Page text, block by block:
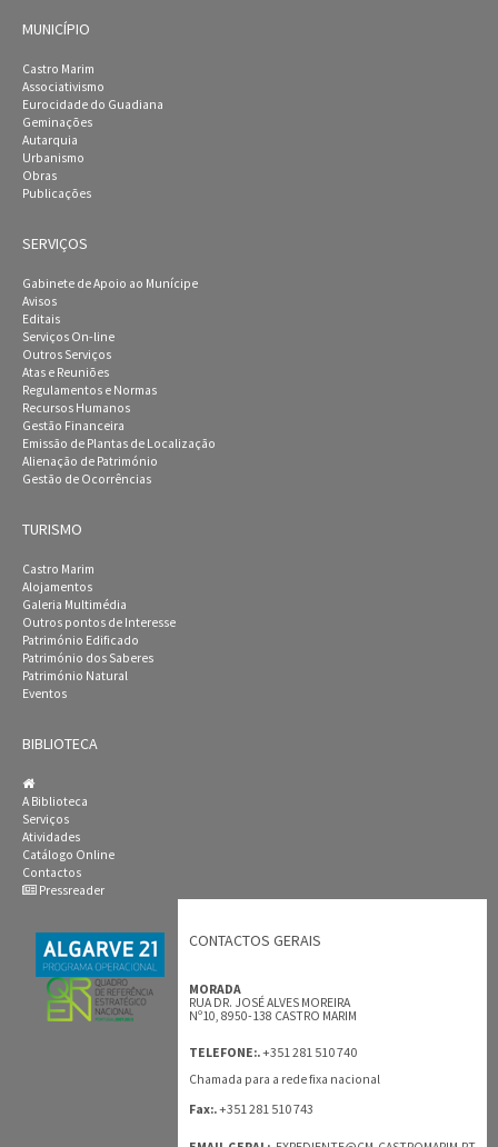
MUNICÍPIO
Castro Marim
Associativismo
Eurocidade do Guadiana
Geminações
Autarquia
Urbanismo
Obras
Publicações
SERVIÇOS
Gabinete de Apoio ao Munícipe
Avisos
Editais
Serviços On-line
Outros Serviços
Atas e Reuniões
Regulamentos e Normas
Recursos Humanos
Gestão Financeira
Emissão de Plantas de Localização
Alienação de Património
Gestão de Ocorrências
TURISMO
Castro Marim
Alojamentos
Galeria Multimédia
Outros pontos de Interesse
Património Edificado
Património dos Saberes
Património Natural
Eventos
BIBLIOTECA
A Biblioteca
Serviços
Atividades
Catálogo Online
Contactos
Pressreader
CONTACTOS GERAIS
MORADA
RUA DR. JOSÉ ALVES MOREIRA
Nº10, 8950-138 CASTRO MARIM
TELEFONE:.+351 281 510 740
Chamada para a rede fixa nacional
Fax:.+351 281 510 743